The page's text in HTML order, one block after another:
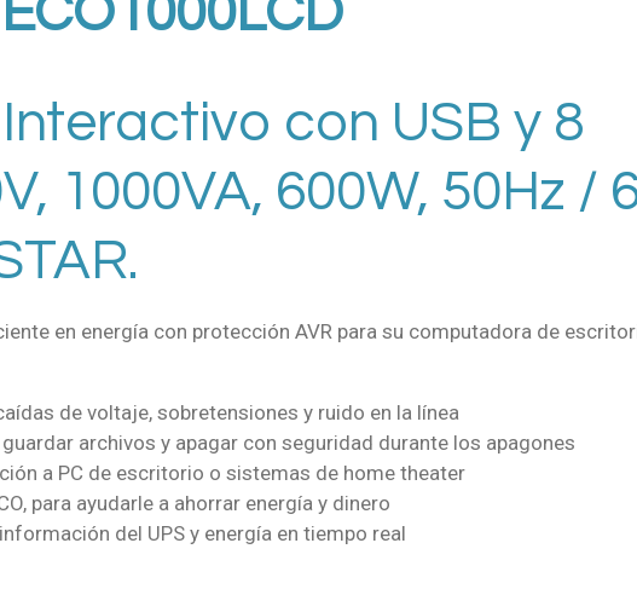
ECO1000LCD
con USB y 8
1000VA, 600W, 50Hz /
en energía con protección AVR para su computadora de
de voltaje, sobretensiones y ruido en la línea
archivos y apagar con seguridad durante los apagones
a PC de escritorio o sistemas de home theater
para ayudarle a ahorrar energía y dinero
del UPS y energía en tiempo real